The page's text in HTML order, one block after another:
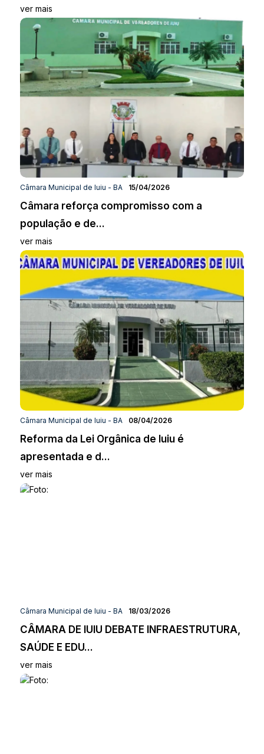
ver mais
Câmara Municipal de Iuiu - BA 15/04/2026
Câmara reforça compromisso com a
população e de...
ver mais
Câmara Municipal de Iuiu - BA 08/04/2026
Reforma da Lei Orgânica de Iuiu é
apresentada e d...
ver mais
Câmara Municipal de Iuiu - BA 18/03/2026
CÂMARA DE IUIU DEBATE INFRAESTRUTURA,
SAÚDE E EDU...
ver mais